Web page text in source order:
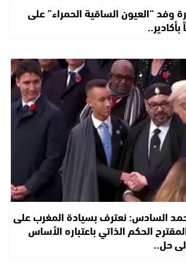
وفد “العيون الساقية الحمراء” على
السادس: نعترف بسيادة المغرب على
الحكم الذاتي باعتباره الأساس
حل..